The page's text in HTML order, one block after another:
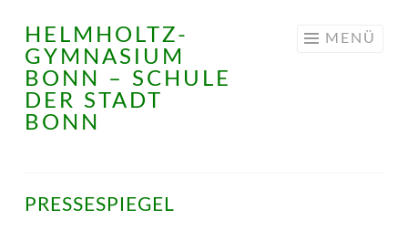
Springe
zum
Inhalt
HELMHOLTZ-
GYMNASIUM
BONN – SCHULE
DER STADT
BONN
MENÜ
PRESSESPIEGEL